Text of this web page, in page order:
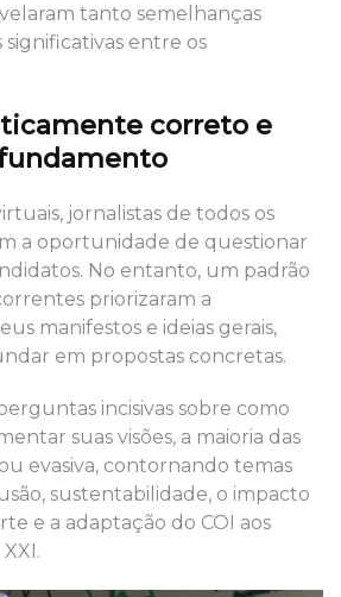
tanto semelhanças
entre os
correto e
jornalistas de todos os
a oportunidade de questionar
No entanto, um padrão
priorizaram a
manifestos e ideias gerais,
em propostas concretas.
incisivas sobre como
suas visões, a maioria das
evasiva, contornando temas
sustentabilidade, o impacto
e a adaptação do COI aos